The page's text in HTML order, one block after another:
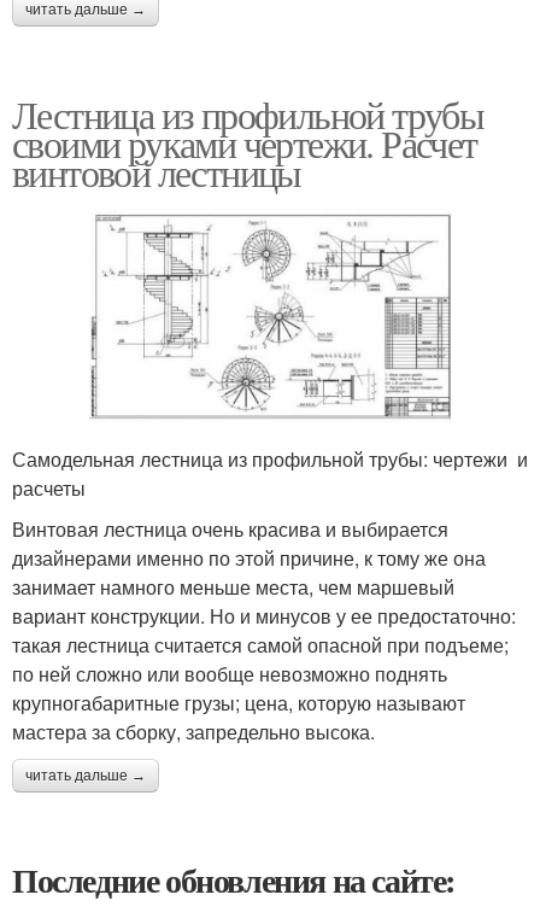
читать дальше →
Лестница из профильной трубы
своими руками чертежи. Расчет
винтовой лестницы
Самодельная лестница из профильной трубы: чертежи и
расчеты
Винтовая лестница очень красива и выбирается
дизайнерами именно по этой причине, к тому же она
занимает намного меньше места, чем маршевый
вариант конструкции. Но и минусов у ее предостаточно:
такая лестница считается самой опасной при подъеме;
по ней сложно или вообще невозможно поднять
крупногабаритные грузы; цена, которую называют
мастера за сборку, запредельно высока.
читать дальше →
Последние обновления на сайте: